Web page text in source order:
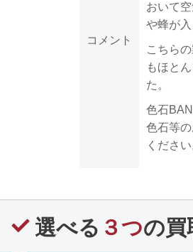
コメント
おいて
や蜂が
こちら
もほと
た。
色石
色石等
ください
選べる ３つの買